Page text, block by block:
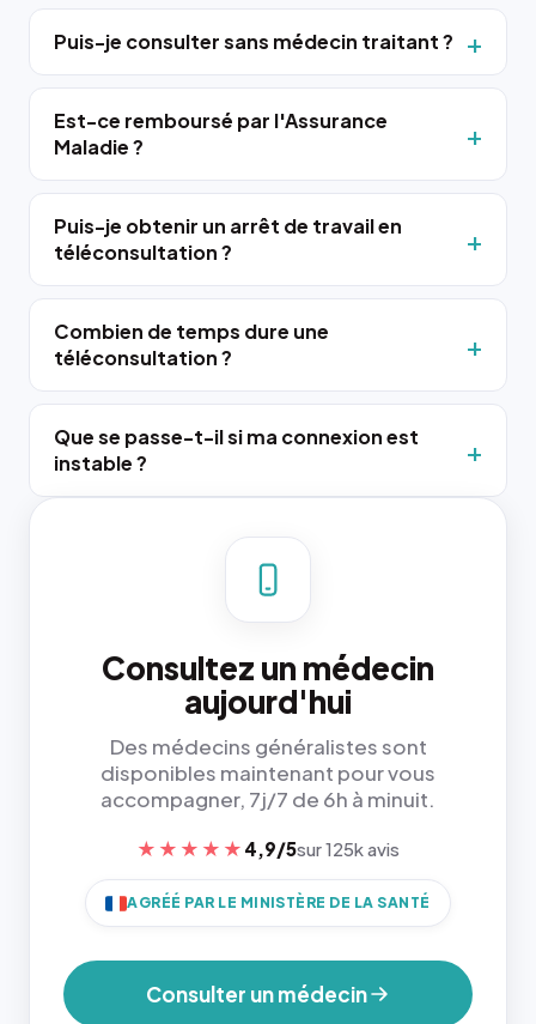
Puis-je consulter sans médecin traitant ?
Est-ce remboursé par l'Assurance
Maladie ?
Puis-je obtenir un arrêt de travail en
téléconsultation ?
Combien de temps dure une
téléconsultation ?
Que se passe-t-il si ma connexion est
instable ?
Consultez un médecin
aujourd'hui
Des médecins généralistes sont
disponibles maintenant pour vous
accompagner, 7j/7 de 6h à minuit.
★★★★★ 4,9/5sur 125k avis
AGRÉÉ PAR LE MINISTÈRE DE LA SANTÉ
Consulter un médecin